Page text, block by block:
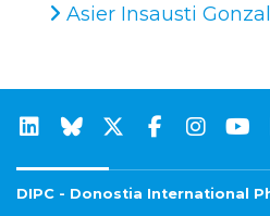
Asier Insausti
DIPC - Donostia International